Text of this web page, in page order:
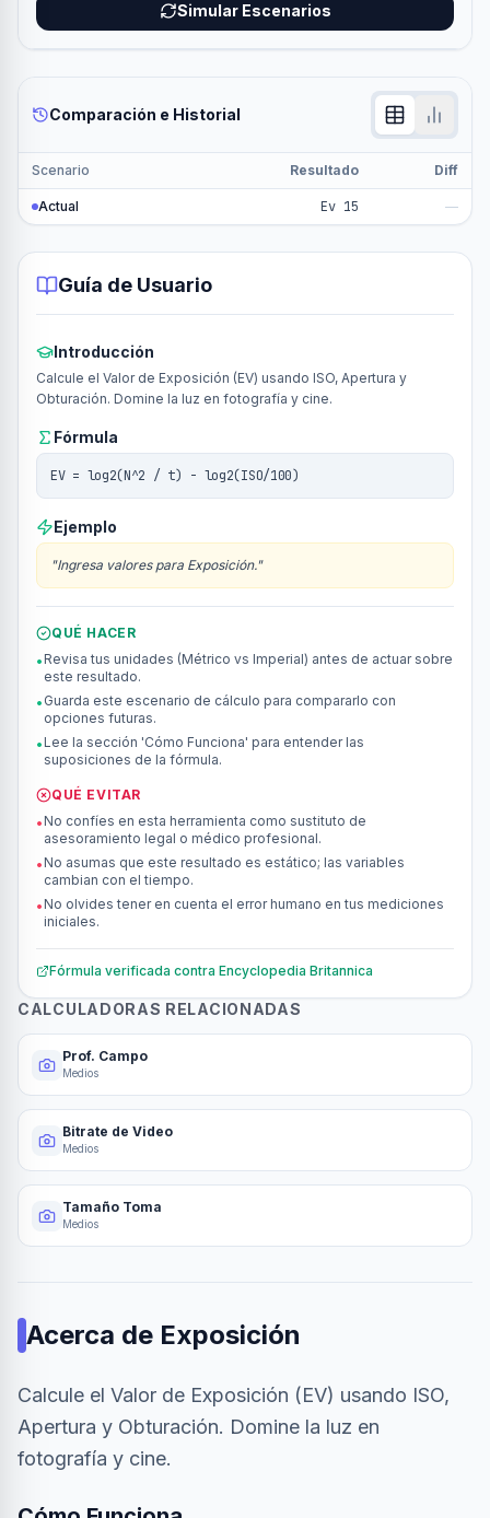
Simular Escenarios
Comparación e Historial
Scenario Resultado Diff
Actual Ev 15 —
Guía de Usuario
Introducción
Calcule el Valor de Exposición (EV) usando ISO, Apertura y
Obturación. Domine la luz en fotografía y cine.
Fórmula
EV = log2(N^2 / t) - log2(ISO/100)
Ejemplo
"Ingresa valores para Exposición."
QUÉ HACER
• Revisa tus unidades (Métrico vs Imperial) antes de actuar sobre
este resultado.
• Guarda este escenario de cálculo para compararlo con
opciones futuras.
• Lee la sección 'Cómo Funciona' para entender las
suposiciones de la fórmula.
QUÉ EVITAR
• No confíes en esta herramienta como sustituto de
asesoramiento legal o médico profesional.
• No asumas que este resultado es estático; las variables
cambian con el tiempo.
• No olvides tener en cuenta el error humano en tus mediciones
iniciales.
Fórmula verificada contra Encyclopedia Britannica
CALCULADORAS RELACIONADAS
Prof. Campo
Medios
Bitrate de Video
Medios
Tamaño Toma
Medios
Acerca de Exposición
Calcule el Valor de Exposición (EV) usando ISO,
Apertura y Obturación. Domine la luz en
fotografía y cine.